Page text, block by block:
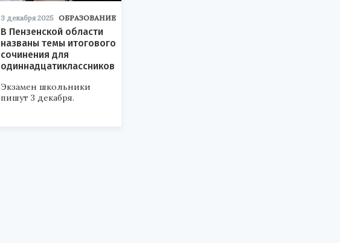
3 декабря 2025 ОБРАЗОВАНИЕ
В Пензенской области
названы темы итогового
сочинения для
одиннадцатиклассников
Экзамен школьники
пишут 3 декабря.